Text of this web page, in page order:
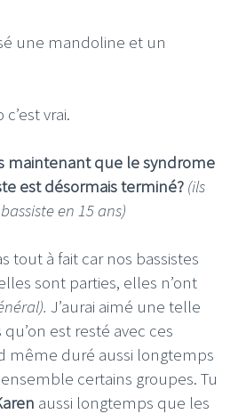
une mandoline et un
vrai.
maintenant que le syndrome
est désormais terminé? (ils
en 15 ans)
tout à fait car nos bassistes
sont parties, elles n’ont
J’aurai aimé une telle
est resté avec ces
même duré aussi longtemps
certains groupes. Tu
aussi longtemps que les